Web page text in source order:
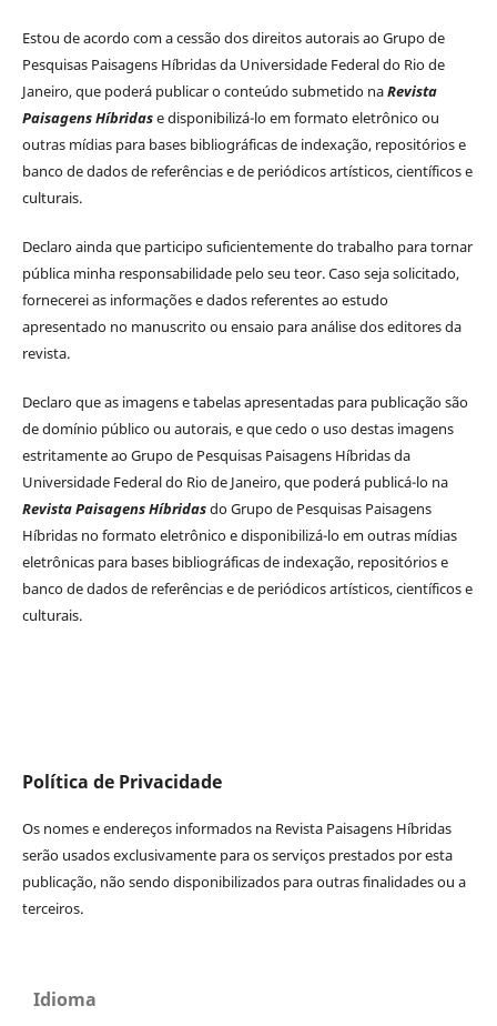
Estou de acordo com a cessão dos direitos autorais ao Grupo de
Pesquisas Paisagens Híbridas da Universidade Federal do Rio de
Janeiro, que poderá publicar o conteúdo submetido naRevista
Paisagens Híbridase disponibilizá-lo em formato eletrônico ou
outras mídias para bases bibliográficas de indexação, repositórios e
banco de dados de referências e de periódicos artísticos, científicos e
culturais.
Declaro ainda que participo suficientemente do trabalho para tornar
pública minha responsabilidade pelo seu teor. Caso seja solicitado,
fornecerei as informações e dados referentes ao estudo
apresentado no manuscrito ou ensaio para análise dos editores da
revista.
Declaro que as imagens e tabelas apresentadas para publicação são
de domínio público ou autorais, e que cedo o uso destas imagens
estritamente ao Grupo de Pesquisas Paisagens Híbridas da
Universidade Federal do Rio de Janeiro, que poderá publicá-lo na
Revista Paisagens Híbridasdo Grupo de Pesquisas Paisagens
Híbridas no formato eletrônico e disponibilizá-lo em outras mídias
eletrônicas para bases bibliográficas de indexação, repositórios e
banco de dados de referências e de periódicos artísticos, científicos e
culturais.
Política de Privacidade
Os nomes e endereços informados na Revista Paisagens Híbridas
serão usados exclusivamente para os serviços prestados por esta
publicação, não sendo disponibilizados para outras finalidades ou a
terceiros.
Idioma